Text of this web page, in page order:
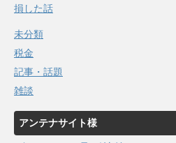
損した話
未分類
税金
記事・話題
雑談
アンテナサイト様